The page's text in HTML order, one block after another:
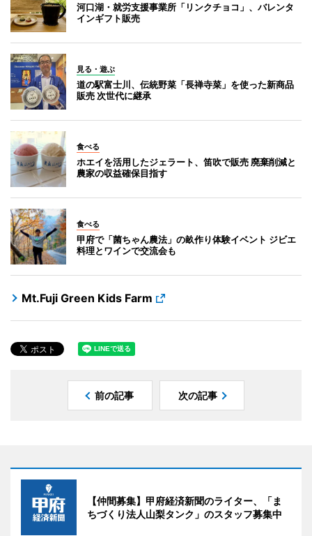
河口湖・就労支援事業所「リンクチョコ」、バレンタ
インギフト販売
見る・遊ぶ
道の駅富士川、伝統野菜「長禅寺菜」を使った新商品
販売 次世代に継承
食べる
ホエイを活用したジェラート、笛吹で販売 廃棄削減と
農家の収益確保目指す
食べる
甲府で「菌ちゃん農法」の畝作り体験イベント ジビエ
料理とワインで交流会も
Mt.Fuji Green Kids Farm
前の記事 次の記事
【仲間募集】甲府経済新聞のライター、「ま
ちづくり法人山梨タンク」のスタッフ募集中